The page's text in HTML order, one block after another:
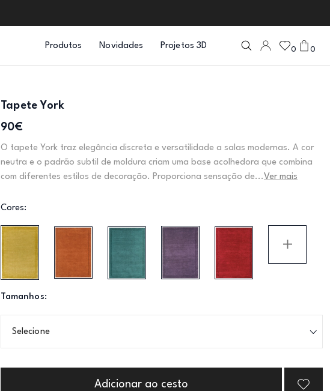
Produtos Novidades Projetos 3D 0 0
Tapete York
90€
O tapete York traz elegância discreta e versatilidade a salas modernas. A cor
neutra e o padrão subtil de moldura criam uma base acolhedora que combina
com diferentes estilos de decoração. Proporciona sensação de... Ver mais
Cores:
Tamanhos:
Selecione
Adicionar ao cesto